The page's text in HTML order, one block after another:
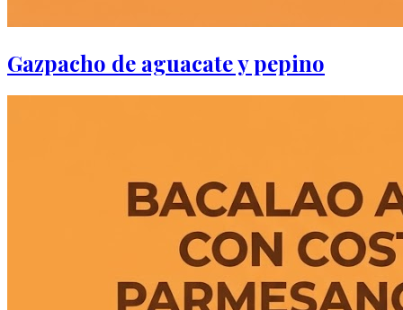
Gazpacho de aguacate y pepino